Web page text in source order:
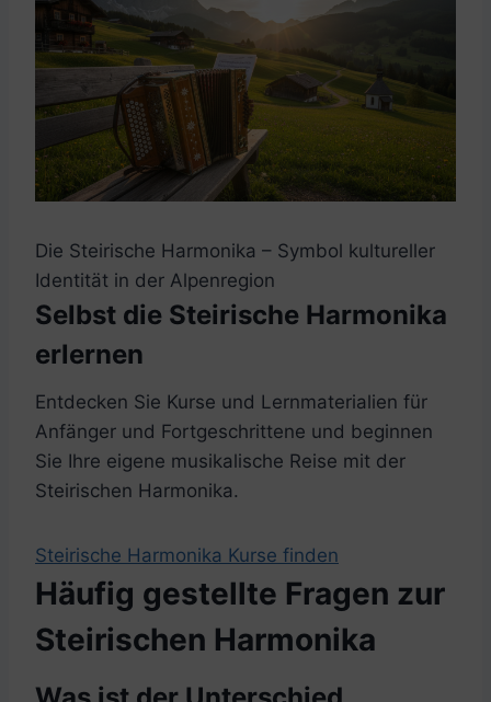
Die Steirische Harmonika – Symbol kultureller
Identität in der Alpenregion
Selbst die Steirische Harmonika
erlernen
Entdecken Sie Kurse und Lernmaterialien für
Anfänger und Fortgeschrittene und beginnen
Sie Ihre eigene musikalische Reise mit der
Steirischen Harmonika.
Steirische Harmonika Kurse finden
Häufig gestellte Fragen zur
Steirischen Harmonika